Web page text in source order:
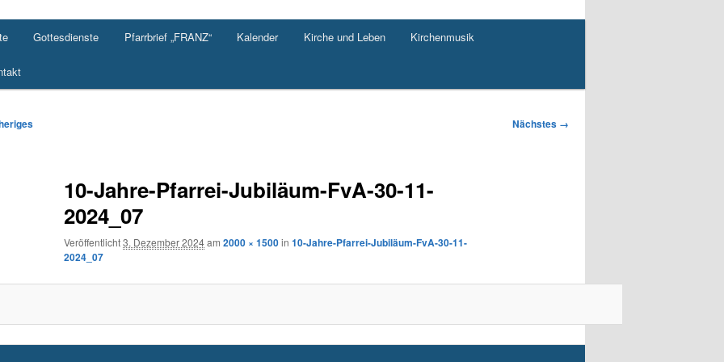
Gottesdienste Pfarrbrief „FRANZ“ Kalender Kirche und Leben Kirchenmusik
Nächstes →
10-Jahre-Pfarrei-Jubiläum-FvA-30-11-
2024_07
Veröffentlicht3. Dezember 2024am2000 × 1500in10-Jahre-Pfarrei-Jubiläum-FvA-30-11-
2024_07